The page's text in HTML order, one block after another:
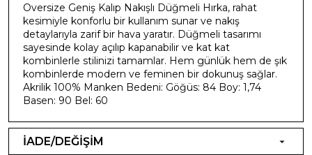
Oversize Geniş Kalıp Nakışlı Düğmeli Hırka, rahat
kesimiyle konforlu bir kullanım sunar ve nakış
detaylarıyla zarif bir hava yaratır. Düğmeli tasarımı
sayesinde kolay açılıp kapanabilir ve kat kat
kombinlerle stilinizi tamamlar. Hem günlük hem de şık
kombinlerde modern ve feminen bir dokunuş sağlar.
Akrilik 100% Manken Bedeni: Göğüs: 84 Boy: 1,74
Basen: 90 Bel: 60
İADE/DEĞİŞİM